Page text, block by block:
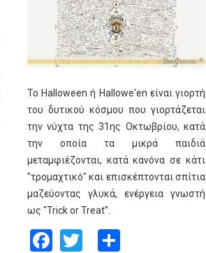
Το Halloween ή Hallowe'en είναι γιορτή
του δυτικού κόσμου που γιορτάζεται
την νύχτα της 31ης Οκτωβρίου, κατά
την οποία τα μικρά παιδιά
μεταμφιέζονται, κατά κανόνα σε κάτι
"τρομαχτικό" και επισκέπτονται σπίτια
μαζεύοντας γλυκά, ενέργεια γνωστή
ως "Trick or Treat".
Facebook
TwitterShare